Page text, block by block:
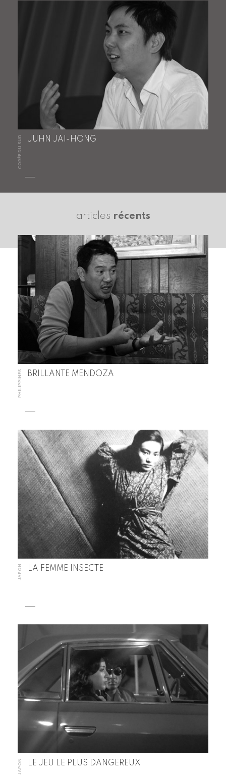
CORÉE DU SUD JUHN JAI-HONG
articles récents
PHILIPPINES BRILLANTE MENDOZA
JAPON LA FEMME INSECTE
JAPON LE JEU LE PLUS DANGEREUX